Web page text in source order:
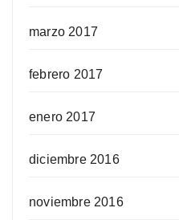
marzo 2017
febrero 2017
enero 2017
diciembre 2016
noviembre 2016